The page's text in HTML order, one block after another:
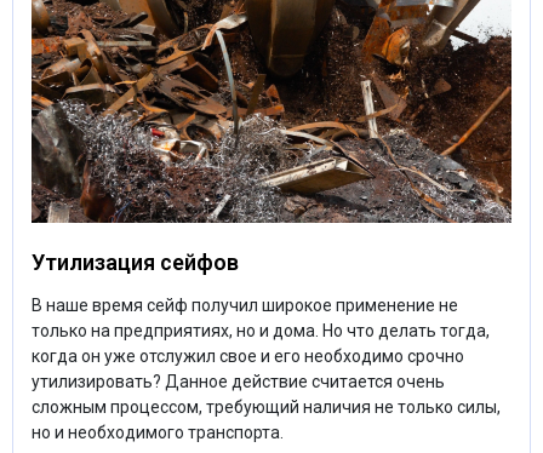
Утилизация сейфов
В наше время сейф получил широкое применение не
только на предприятиях, но и дома. Но что делать тогда,
когда он уже отслужил свое и его необходимо срочно
утилизировать? Данное действие считается очень
сложным процессом, требующий наличия не только силы,
но и необходимого транспорта.